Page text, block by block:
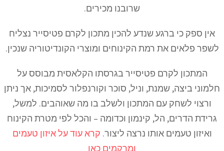
שרובנו מכירים.
אין ספק כי ברגע שנדע להכין מתכון לקרם פטיסייר נצליח
לשפר פלאים את רמת הקינוחים ומוצרי הקונדיטוריה שנכין.
המתכון לקרם פטיסייר בגרסתו הקלאסית מבוסס על
חלמוני ביצה, שמנת, וניל, סוכר וקורנפלור לסמיכות, אך ניתן
ורצוי לשחק עם המתכון ולשלב בו מה שאוהבים. למשל,
גרידת הדרים, הל, קינמון וכדומה – והכל לפי מטרת הקינוח
ואיזון טעמים אותו נרצה ליצור. קרא עוד על איזון טעמים
ומרקמים כאן